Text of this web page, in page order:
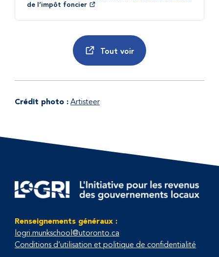
de l’impôt foncier
Tout voir
Crédit photo : Artisteer
Renseignements généraux :
logri.munkschool@utoronto.ca
Conditions d’utilisation et politique de confidentialité